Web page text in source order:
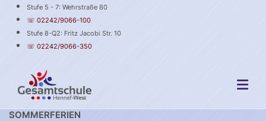
Stufe 5 - 7: Wehrstraße 80
☏ 02242/9066-100
Stufe 8-Q2: Fritz Jacobi Str. 10
☏ 02242/9066-350
SOMMERFERIEN